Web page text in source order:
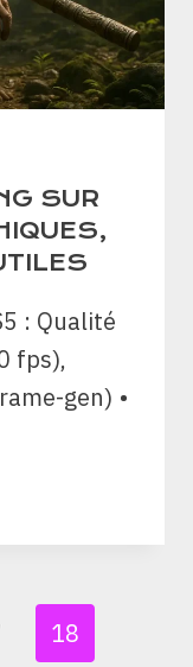
SUR
: Qualité
fps),
gen) •
18